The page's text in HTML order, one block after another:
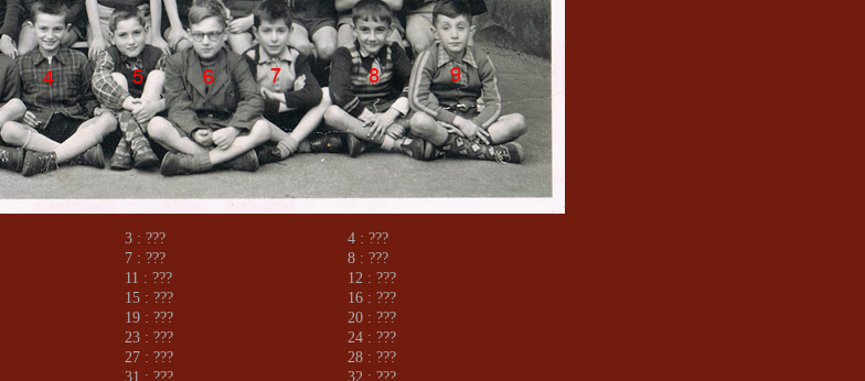
3 : ???
4 : ???
7 : ???
8 : ???
11 : ???
12 : ???
15 : ???
16 : ???
19 : ???
20 : ???
23 : ???
24 : ???
27 : ???
28 : ???
31 : ??? 32 : ???